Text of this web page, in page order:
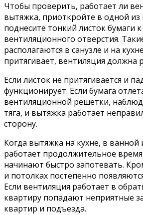
Чтобы проверить, работает ли
вытяжка, приоткройте в одной
поднесите тонкий листок бумаги
вентиляционного отверстия.
располагаются в санузле и на
притягивает, вентиляция должна
Если листок не притягивается и
функционирует. Если бумага
вентиляционной решетки,
тяга, и вытяжка работает
сторону.
Когда вытяжка на кухне, в ванной
работает продолжительное
начинают быстро запотевать.
и потолках постепенно
Если вентиляция работает в
квартиру попадают неприятные
квартир и подъезда.